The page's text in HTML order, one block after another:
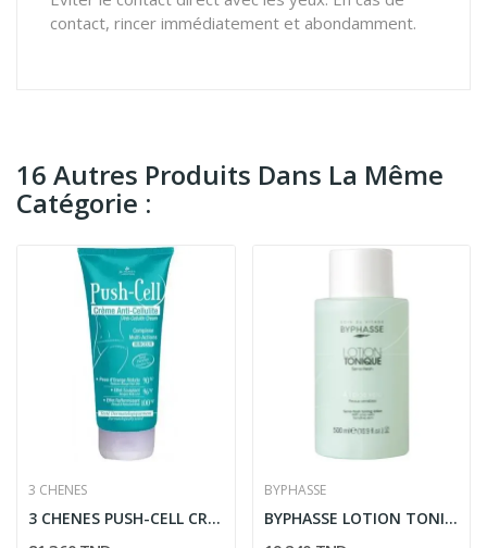
contact, rincer immédiatement et abondamment.
16 Autres Produits Dans La Même
Catégorie :
3 CHENES
3 CHENES PUSH-CELL CREME ANTI-CELLULITE 200ML
BYPHASSE
BYPHASSE LOTION TONIQUE SENSI-FRESH A L’ALOE...